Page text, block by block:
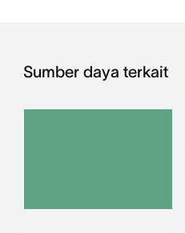
Sumber daya terkait